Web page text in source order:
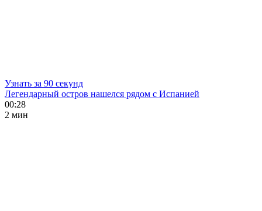
Узнать за 90 секунд
Легендарный остров нашелся рядом с Испанией
00:28
2 мин